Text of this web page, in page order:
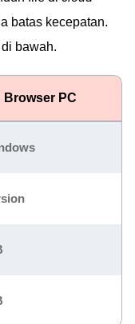
batas kecepatan.
bawah.
Browser PC